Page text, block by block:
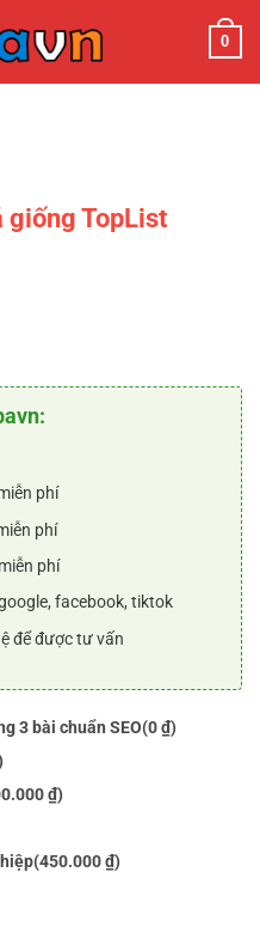
0
giống TopList
₫.
phí
phí
phí
facebook, tiktok
để được tư vấn
3 bài chuẩn SEO(0 ₫)
₫)
(450.000 ₫)